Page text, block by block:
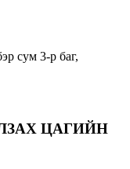
сум 3-р баг,
ЦАГИЙН